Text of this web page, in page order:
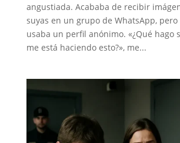
angustiada. Acababa de recibir
suyas en un grupo de WhatsApp,
usaba un perfil anónimo. «¿Qué hago
me está haciendo esto?», me...